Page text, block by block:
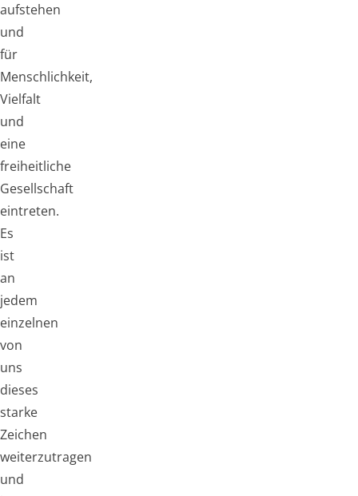
aufstehen
und
für
Menschlichkeit,
Vielfalt
und
eine
freiheitliche
Gesellschaft
eintreten.
Es
ist
an
jedem
einzelnen
von
uns
dieses
starke
Zeichen
weiterzutragen
und